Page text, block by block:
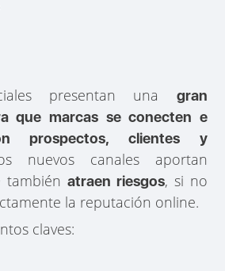
presentan una gran
que marcas se conecten e
prospectos, clientes y
nuevos canales aportan
también atraen riesgos, si no
la reputación online.
claves: